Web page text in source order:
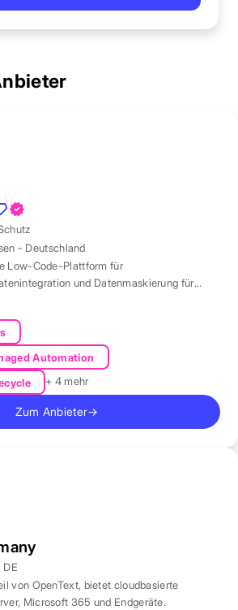
- Deutschland
Low-Code-Plattform für
und Datenmaskierung für
weltweit.
Automation
+ 4 mehr
Zum Anbieter→
DE
von OpenText, bietet cloudbasierte
Microsoft 365 und Endgeräte.